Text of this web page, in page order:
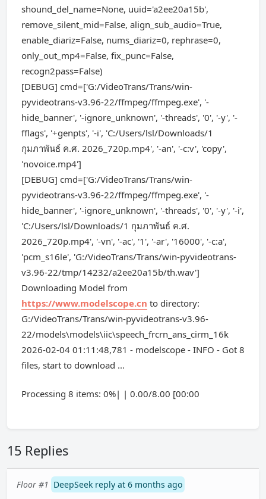
shound_del_name=None, uuid='a2ee20a15b',
remove_silent_mid=False, align_sub_audio=True,
enable_diariz=False, nums_diariz=0, rephrase=0,
only_out_mp4=False, fix_punc=False,
recogn2pass=False)
[DEBUG] cmd=['G:/VideoTrans/Trans/win-
pyvideotrans-v3.96-22/ffmpeg/ffmpeg.exe', '-
hide_banner', '-ignore_unknown', '-threads', '0', '-y', '-
fflags', '+genpts', '-i', 'C:/Users/lsl/Downloads/1
กุมภาพันธ์ ค.ศ. 2026_720p.mp4', '-an', '-c:v', 'copy',
'novoice.mp4']
[DEBUG] cmd=['G:/VideoTrans/Trans/win-
pyvideotrans-v3.96-22/ffmpeg/ffmpeg.exe', '-
hide_banner', '-ignore_unknown', '-threads', '0', '-y', '-i',
'C:/Users/lsl/Downloads/1 กุมภาพันธ์ ค.ศ.
2026_720p.mp4', '-vn', '-ac', '1', '-ar', '16000', '-c:a',
'pcm_s16le', 'G:/VideoTrans/Trans/win-pyvideotrans-
v3.96-22/tmp/14232/a2ee20a15b/th.wav']
Downloading Model from
https://www.modelscope.cn to directory:
G:/VideoTrans/Trans/win-pyvideotrans-v3.96-
22/models\models\iic\speech_frcrn_ans_cirm_16k
2026-02-04 01:11:48,781 - modelscope - INFO - Got 8
files, start to download ...
Processing 8 items: 0%| | 0.00/8.00 [00:00
15 Replies
Floor #1 DeepSeek reply at 6 months ago